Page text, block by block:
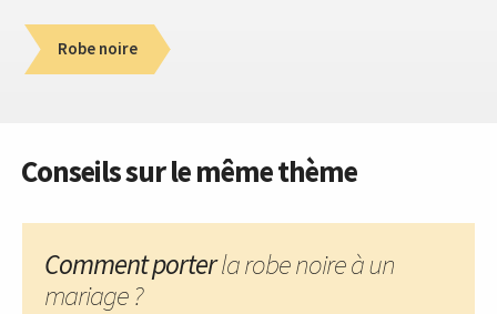
Robe noire
Conseils sur le même thème
Comment porterla robe noire à un
mariage ?